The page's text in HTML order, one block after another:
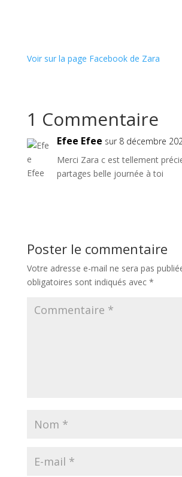
Voir sur la page Facebook de Zara
1 Commentaire
Efee Efee sur 8 décembre
Merci Zara c est tellement
partages belle journée à toi
Poster le commentaire
Votre adresse e-mail ne sera pas
obligatoires sont indiqués avec *